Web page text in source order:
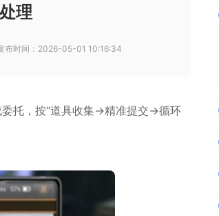
理
布时间： 2026-05-01 10:16:34
委托，按“道具收集→精准提交→循环